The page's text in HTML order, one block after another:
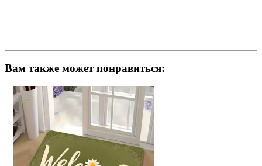
Вам также может понравиться: